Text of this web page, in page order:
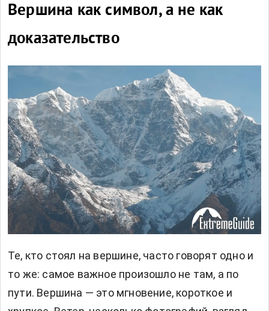
Вершина как символ, а не как
доказательство
Те, кто стоял на вершине, часто говорят одно и
то же: самое важное произошло не там, а по
пути. Вершина — это мгновение, короткое и